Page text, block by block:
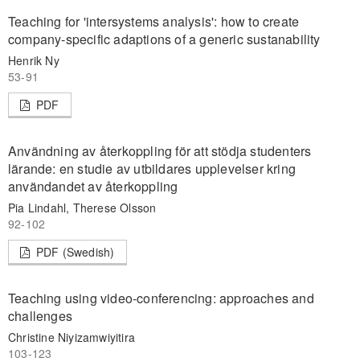
Teaching for 'intersystems analysis': how to create
company-specific adaptions of a generic sustanability
Henrik Ny
53-91
PDF
Användning av återkoppling för att stödja studenters
lärande: en studie av utbildares upplevelser kring
användandet av återkoppling
Pia Lindahl, Therese Olsson
92-102
PDF (Swedish)
Teaching using video-conferencing: approaches and
challenges
Christine Niyizamwiyitira
103-123